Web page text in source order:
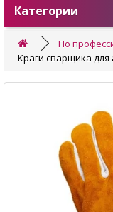
Категории
По
Краги сварщика для